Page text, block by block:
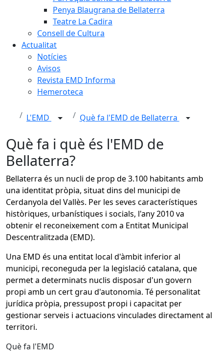
Penya Blaugrana de Bellaterra
Teatre La Cadira
Consell de Cultura
Actualitat
Notícies
Avisos
Revista EMD Informa
Hemeroteca
L'EMD Què fa l'EMD de Bellaterra
Què fa i què és l'EMD de
Bellaterra?
Bellaterra és un nucli de prop de 3.100 habitants amb
una identitat pròpia, situat dins del municipi de
Cerdanyola del Vallès. Per les seves característiques
històriques, urbanístiques i socials, l'any 2010 va
obtenir el reconeixement com a Entitat Municipal
Descentralitzada (EMD).
Una EMD és una entitat local d'àmbit inferior al
municipi, reconeguda per la legislació catalana, que
permet a determinats nuclis disposar d'un govern
propi amb un cert grau d'autonomia. Té personalitat
jurídica pròpia, pressupost propi i capacitat per
gestionar serveis i actuacions vinculades directament al
territori.
Què fa l'EMD